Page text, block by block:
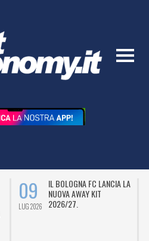
09
LUG 2026
IL BOLOGNA FC LANCIA LA
NUOVA AWAY KIT
2026/27.